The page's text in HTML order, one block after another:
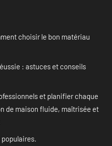
choisir le bon matériau
: astuces et conseils
et planifier chaque
de maison fluide, maîtrisée et